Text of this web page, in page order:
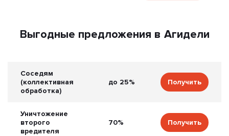
Выгодные предложения в Агидели
Соседям
(коллективная
обработка)
до 25% Получить
Уничтожение
второго
вредителя
70% Получить